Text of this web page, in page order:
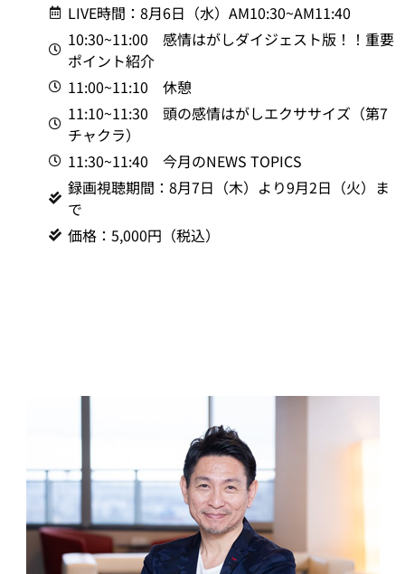
LIVE時間：8月6日（水）AM10:30~AM11:40
10:30~11:00 感情はがしダイジェスト版！！重要
ポイント紹介
11:00~11:10 休憩
11:10~11:30 頭の感情はがしエクササイズ（第7
チャクラ）
11:30~11:40 今月のNEWS TOPICS
録画視聴期間：8月7日（木）より9月2日（火）ま
で
価格：5,000円（税込）